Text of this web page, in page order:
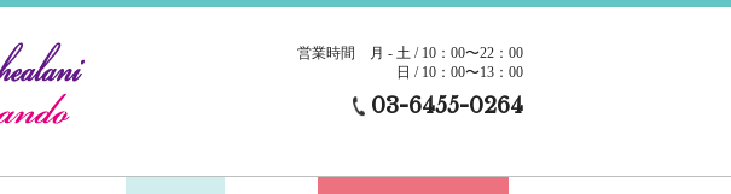
営業時間
月 - 土 / 10：00〜22：00
日 / 10：00〜13：00
03-6455-0264